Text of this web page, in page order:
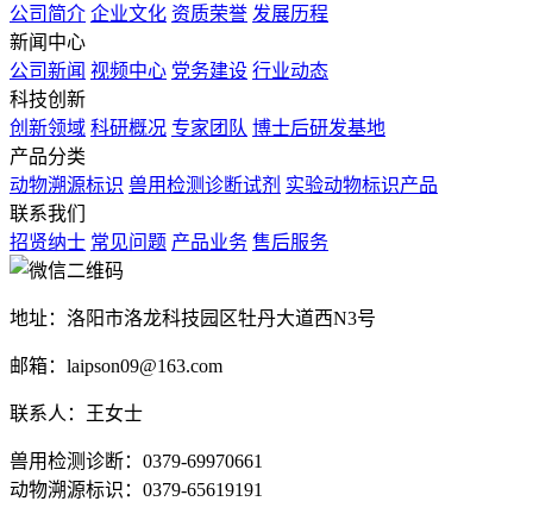
公司简介 企业文化 资质荣誉 发展历程
新闻中心
公司新闻 视频中心 党务建设 行业动态
科技创新
创新领域 科研概况 专家团队 博士后研发基地
产品分类
动物溯源标识 兽用检测诊断试剂 实验动物标识产品
联系我们
招贤纳士 常见问题 产品业务 售后服务
地址：洛阳市洛龙科技园区牡丹大道西N3号
邮箱：laipson09@163.com
联系人：王女士
兽用检测诊断：0379-69970661
动物溯源标识：0379-65619191